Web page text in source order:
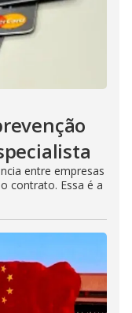
entre empresas
contrato. Essa é a